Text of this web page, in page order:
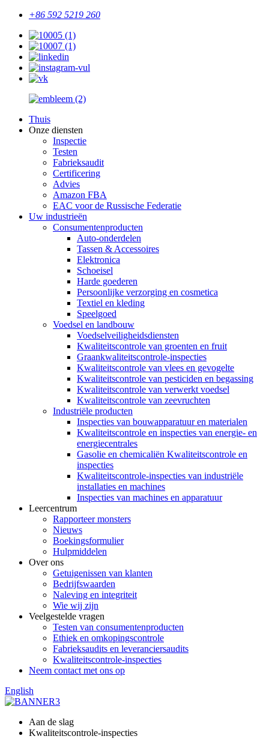
+86 592 5219 260
Thuis
Onze diensten
Inspectie
Testen
Fabrieksaudit
Certificering
Advies
Amazon FBA
EAC voor de Russische Federatie
Uw industrieën
Consumentenproducten
Auto-onderdelen
Tassen & Accessoires
Elektronica
Schoeisel
Harde goederen
Persoonlijke verzorging en cosmetica
Textiel en kleding
Speelgoed
Voedsel en landbouw
Voedselveiligheidsdiensten
Kwaliteitscontrole van groenten en fruit
Graankwaliteitscontrole-inspecties
Kwaliteitscontrole van vlees en gevogelte
Kwaliteitscontrole van pesticiden en begassing
Kwaliteitscontrole van verwerkt voedsel
Kwaliteitscontrole van zeevruchten
Industriële producten
Inspecties van bouwapparatuur en materialen
Kwaliteitscontrole en inspecties van energie- en
energiecentrales
Gasolie en chemicaliën Kwaliteitscontrole en
inspecties
Kwaliteitscontrole-inspecties van industriële
installaties en machines
Inspecties van machines en apparatuur
Leercentrum
Rapporteer monsters
Nieuws
Boekingsformulier
Hulpmiddelen
Over ons
Getuigenissen van klanten
Bedrijfswaarden
Naleving en integriteit
Wie wij zijn
Veelgestelde vragen
Testen van consumentenproducten
Ethiek en omkopingscontrole
Fabrieksaudits en leveranciersaudits
Kwaliteitscontrole-inspecties
Neem contact met ons op
English
Aan de slag
Kwaliteitscontrole-inspecties